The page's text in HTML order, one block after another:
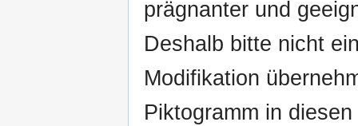
prägnanter und
Deshalb bitte nicht
Modifikation
Piktogramm in